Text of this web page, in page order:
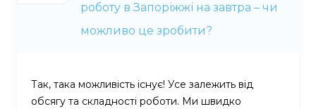
роботу в Запоріжжі на завтра – чи
можливо це зробити?
Так, така можливість існує! Усе залежить від
обсягу та складності роботи. Ми швидко